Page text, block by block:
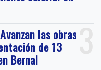
3
las obras
de 13
Bernal